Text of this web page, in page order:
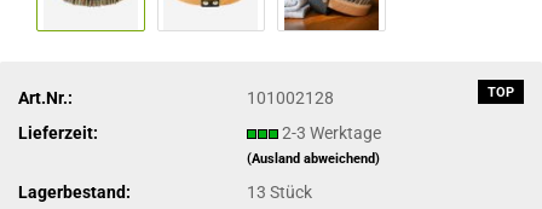
TOP
Art.Nr.:
101002128
Lieferzeit:
2-3 Werktage
(Ausland abweichend)
Lagerbestand: 13Stück